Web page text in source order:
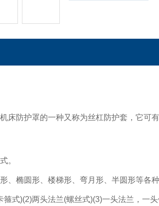
床防护罩的一种又称为丝杠防护套，它可
。
、椭圆形、楼梯形、弯月形、半圆形等各种
式)(2)两头法兰(螺丝式)(3)一头法兰，一